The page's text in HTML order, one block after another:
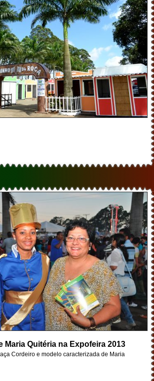
Maria Quitéria na Expofeira 2013
Cordeiro e modelo caracterizada de Maria